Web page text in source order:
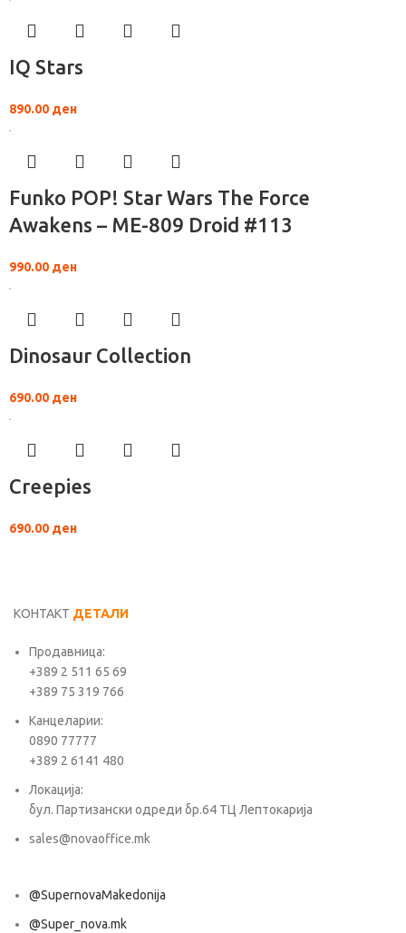
IQ Stars
890.00 ден
Funko POP! Star Wars The Force
Awakens – ME-809 Droid #113
990.00 ден
Dinosaur Collection
690.00 ден
Creepies
690.00 ден
КОНТАКТ ДЕТАЛИ
Продавница:
+389 2 511 65 69
+389 75 319 766
Канцеларии:
0890 77777
+389 2 6141 480
Локација:
бул. Партизански одреди бр.64 ТЦ Лептокарија
sales@novaoffice.mk
@SupernovaMakedonija
@Super_nova.mk